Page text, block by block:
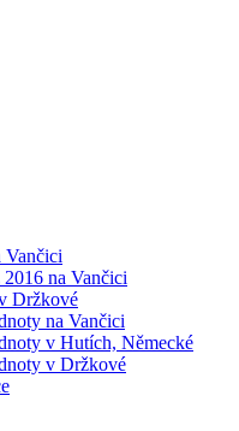
Vančici
na Vančici
Držkové
na Vančici
v Hutích, Německé
v Držkové